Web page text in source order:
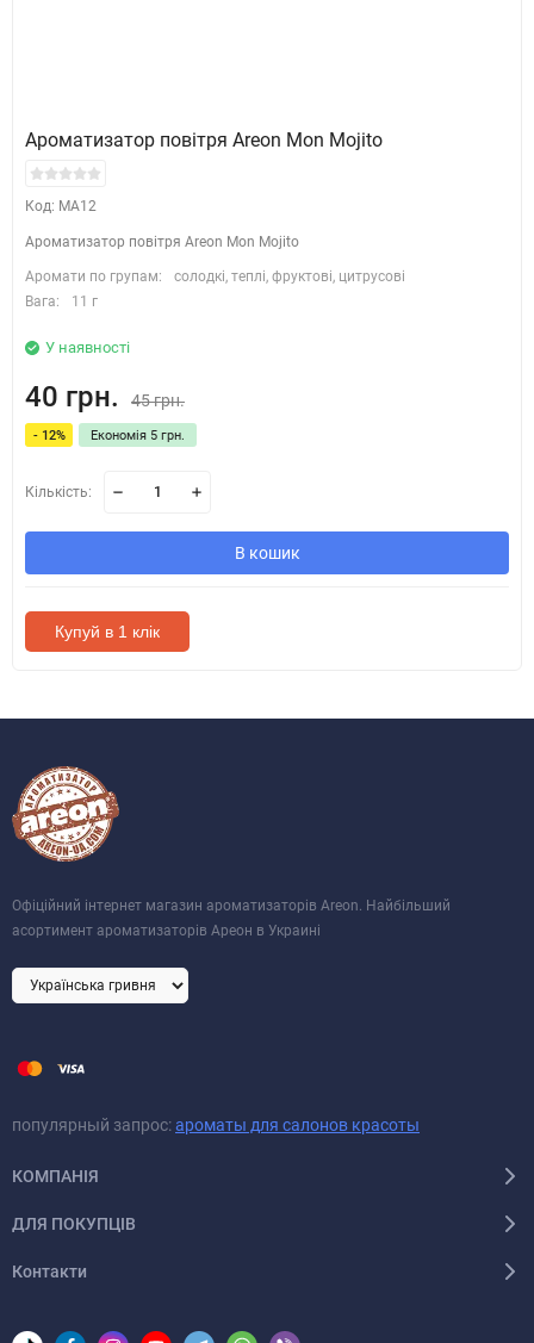
Ароматизатор повітря Areon Mon Mojito
Код: MA12
Ароматизатор повітря Areon Mon Mojito
Аромати по групам:
солодкі, теплі, фруктові, цитрусові
Вага:
11 г
У наявності
40 грн. 45 грн.
- 12% Економія 5 грн.
Кількість:
В кошик
Купуй в 1 клік
Офіційний інтернет магазин ароматизаторів Areon. Найбільший
асортимент ароматизаторів Ареон в Украині
популярный запрос:ароматы для салонов красоты
КОМПАНІЯ
ДЛЯ ПОКУПЦІВ
Контакти